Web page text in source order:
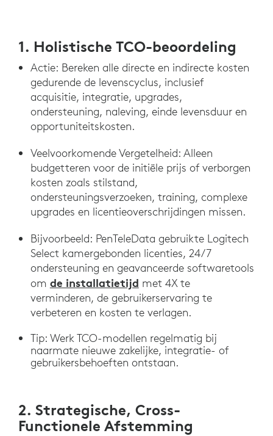
1. Holistische TCO-beoordeling
Actie: Bereken alle directe en indirecte kosten
gedurende de levenscyclus, inclusief
acquisitie, integratie, upgrades,
ondersteuning, naleving, einde levensduur en
opportuniteitskosten.
Veelvoorkomende Vergetelheid: Alleen
budgetteren voor de initiële prijs of verborgen
kosten zoals stilstand,
ondersteuningsverzoeken, training, complexe
upgrades en licentieoverschrijdingen missen.
Bijvoorbeeld: PenTeleData gebruikte Logitech
Select kamergebonden licenties, 24/7
ondersteuning en geavanceerde softwaretools
om de installatietijd met 4X te
verminderen, de gebruikerservaring te
verbeteren en kosten te verlagen.
Tip: Werk TCO-modellen regelmatig bij
naarmate nieuwe zakelijke, integratie- of
gebruikersbehoeften ontstaan.
2. Strategische, Cross-
Functionele Afstemming